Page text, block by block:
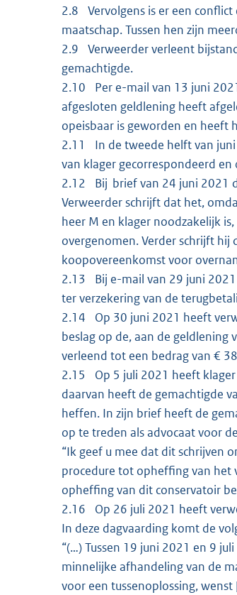
2.8 Vervolgens is er een
maatschap. Tussen hen zijn
2.9 Verweerder verleent
gemachtigde.
2.10 Per e-mail van 13 juni
afgesloten geldlening heeft
opeisbaar is geworden en heeft
2.11 In de tweede helft van juni
van klager gecorrespondeerd
2.12 Bij brief van 24 juni 2021
Verweerder schrijft dat het,
heer M en klager noodzakelijk
overgenomen. Verder schrijft
koopovereenkomst voor
2.13 Bij e-mail van 29 juni
ter verzekering van de
2.14 Op 30 juni 2021 heeft
beslag op de, aan de
verleend tot een bedrag van €
2.15 Op 5 juli 2021 heeft klager
daarvan heeft de gemachtigde
heffen. In zijn brief heeft de
op te treden als advocaat voor
“Ik geef u mee dat dit schrijven
procedure tot opheffing van het
opheffing van dit conservatoir
2.16 Op 26 juli 2021 heeft
In deze dagvaarding komt de
“(…) Tussen 19 juni 2021 en 9
minnelijke afhandeling van de
voor een tussenoplossing,